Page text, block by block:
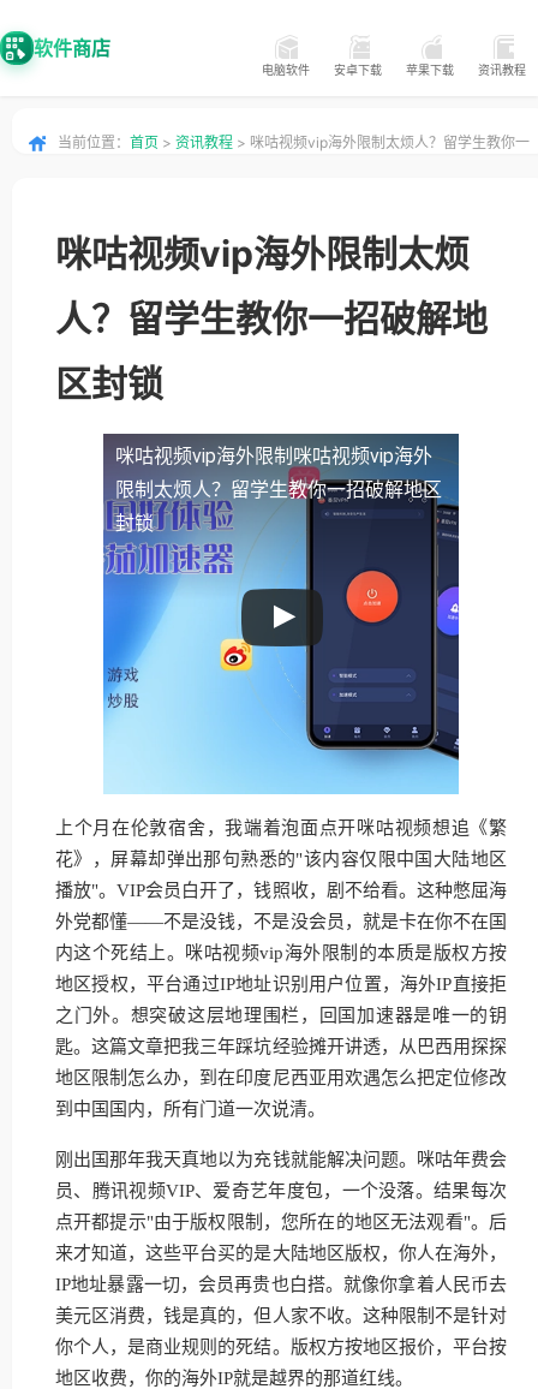
软件商店
电脑软件 安卓下载 苹果下载 资讯教程
当前位置： 首页 > 资讯教程 > 咪咕视频vip海外限制太烦人？留学生教你一
咪咕视频vip海外限制太烦
人？留学生教你一招破解地
区封锁
咪咕视频vip海外限制 咪咕视频vip海外
限制太烦人？留学生教你一招破解地区
封锁
上个月在伦敦宿舍，我端着泡面点开咪咕视频想追《繁
花》，屏幕却弹出那句熟悉的"该内容仅限中国大陆地区
播放"。VIP会员白开了，钱照收，剧不给看。这种憋屈海
外党都懂——不是没钱，不是没会员，就是卡在你不在国
内这个死结上。咪咕视频vip海外限制的本质是版权方按
地区授权，平台通过IP地址识别用户位置，海外IP直接拒
之门外。想突破这层地理围栏，回国加速器是唯一的钥
匙。这篇文章把我三年踩坑经验摊开讲透，从巴西用探探
地区限制怎么办，到在印度尼西亚用欢遇怎么把定位修改
到中国国内，所有门道一次说清。
刚出国那年我天真地以为充钱就能解决问题。咪咕年费会
员、腾讯视频VIP、爱奇艺年度包，一个没落。结果每次
点开都提示"由于版权限制，您所在的地区无法观看"。后
来才知道，这些平台买的是大陆地区版权，你人在海外，
IP地址暴露一切，会员再贵也白搭。就像你拿着人民币去
美元区消费，钱是真的，但人家不收。这种限制不是针对
你个人，是商业规则的死结。版权方按地区报价，平台按
地区收费，你的海外IP就是越界的那道红线。